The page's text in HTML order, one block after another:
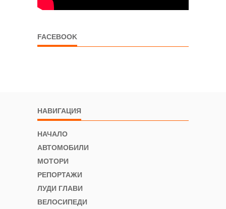
FACEBOOK
НАВИГАЦИЯ
НАЧАЛО
АВТОМОБИЛИ
МОТОРИ
РЕПОРТАЖИ
ЛУДИ ГЛАВИ
ВЕЛОСИПЕДИ